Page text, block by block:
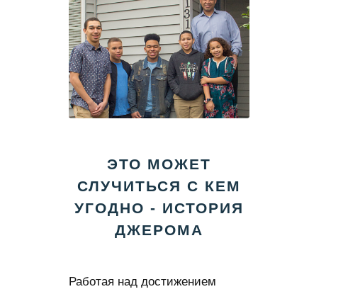
ЭТО МОЖЕТ
СЛУЧИТЬСЯ С КЕМ
УГОДНО - ИСТОРИЯ
ДЖЕРОМА
Работая над достижением